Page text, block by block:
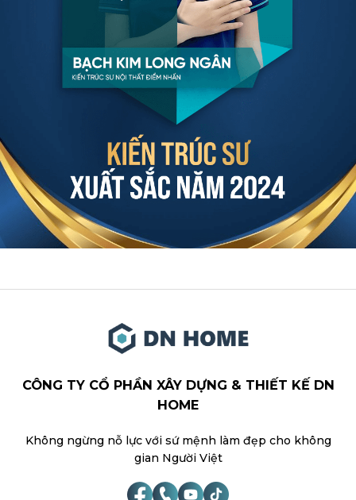
CÔNG TY CỔ PHẦN XÂY DỰNG & THIẾT KẾ DN
HOME
Không ngừng nỗ lực với sứ mệnh làm đẹp cho không
gian Người Việt